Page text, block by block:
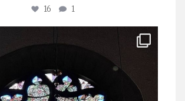
16 1
Apr. 1